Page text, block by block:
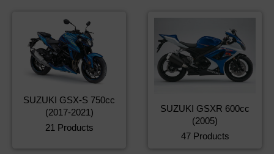
SUZUKI GSX-S 750cc
(2017-2021)
21 Products
SUZUKI GSXR 600cc
(2005)
47 Products